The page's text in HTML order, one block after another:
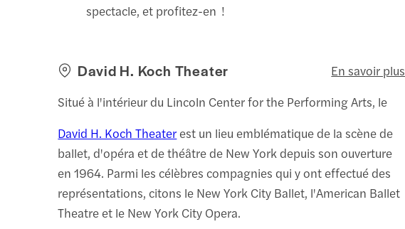
spectacle, et profitez-en !
David H. Koch Theater
En savoir plus
Situé à l'intérieur du Lincoln Center for the Performing Arts, le
David H. Koch Theater est un lieu emblématique de la scène de
ballet, d'opéra et de théâtre de New York depuis son ouverture
en 1964. Parmi les célèbres compagnies qui y ont effectué des
représentations, citons le New York City Ballet, l'American Ballet
Theatre et le New York City Opera.